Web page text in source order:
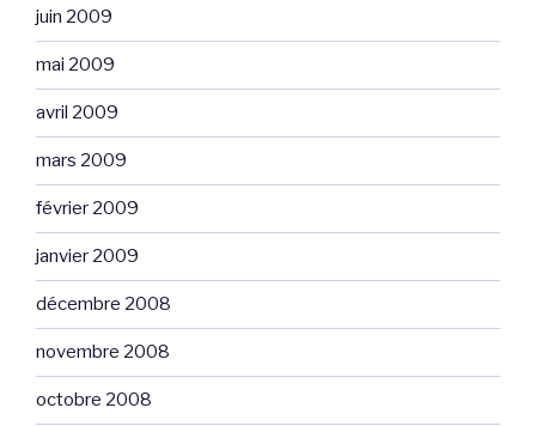
juin 2009
mai 2009
avril 2009
mars 2009
février 2009
janvier 2009
décembre 2008
novembre 2008
octobre 2008